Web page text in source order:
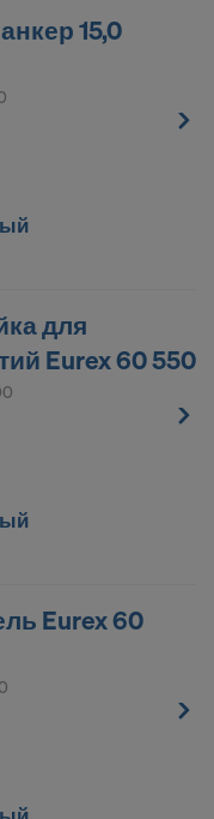
15,0
для
Eurex 60 550
Eurex 60